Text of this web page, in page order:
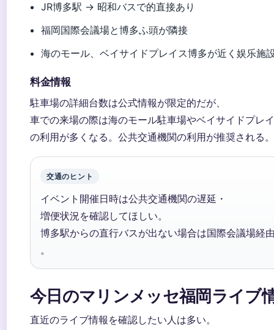
JR博多駅 → 昭和バスで的直接あり
福岡国際会議場と博多ふ頭が隣接
海のモール、ベイサイドプレイス博多が近く娱乐施
料金情報
駐車場の詳細台数は公式情報が限定的だが、
車での来場の際は海のモール駐車場やベイサイドプレ
の利用が多くなる。公共交通機関の利用が推奨される。
交通のヒント
イベント開催日時は公共交通機関の遅延・
増便状況を確認してほしい。
博多駅からの直行バスが出ない場合は国際会議場経
。
今日のマリンメッセ福岡ライブ
直近のライブ情報を確認したい人は多い。